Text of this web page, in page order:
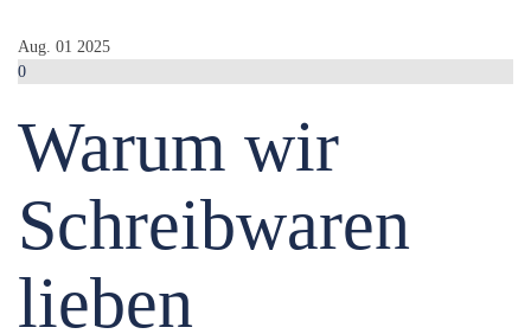
Aug. 01 2025
0
Warum wir
Schreibwaren
lieben